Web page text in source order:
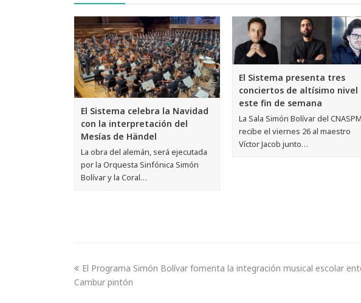
El Sistema celebra la Navidad
con la interpretación del
Mesías de Händel
La obra del alemán, será ejecutada
por la Orquesta Sinfónica Simón
Bolívar y la Coral…
El Sistema presenta tres
conciertos de altísimo nivel
este fin de semana
La Sala Simón Bolívar del CNASPM
recibe el viernes 26 al maestro
Víctor Jacob junto…
El Programa Simón Bolívar fomenta la integración musical escolar
Cambur pintón